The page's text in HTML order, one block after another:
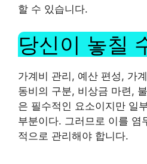
할 수 있습니다.
당신이 놓칠
가계비 관리, 예산 편성, 가
동비의 구분, 비상금 마련,
은 필수적인 요소이지만 일
부분이다. 그러므로 이를 염
적으로 관리해야 합니다.